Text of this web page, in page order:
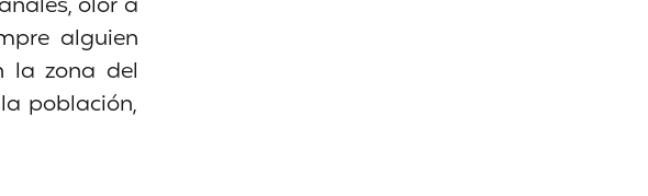
alguien
la zona del
población,